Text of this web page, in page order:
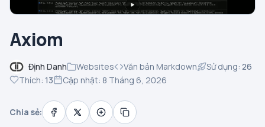
Axiom
Định Danh Websites Văn bản Markdown Sử dụng: 26
Thích: 13 Cập nhật: 8 Tháng 6, 2026
Chia sẻ: